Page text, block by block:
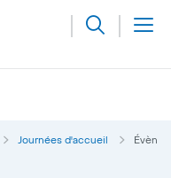
Journées d'accueil